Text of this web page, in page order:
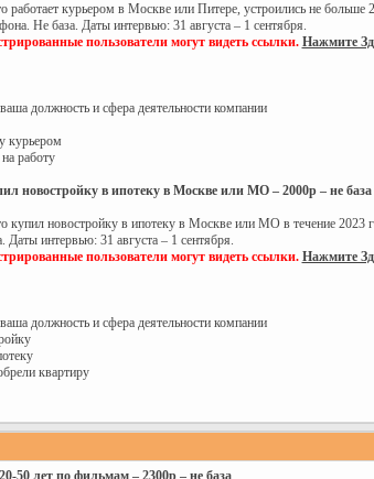
работает курьером в Москве или Питере, устроились не
Не база. Даты интервью: 31 августа – 1 сентября.
пользователи могут видеть ссылки. Нажмите
должность и сфера деятельности компании
курьером
работу
новостройку в ипотеку в Москве или МО – 2000р – не база
купил новостройку в ипотеку в Москве или МО в течение 2023
Даты интервью: 31 августа – 1 сентября.
пользователи могут видеть ссылки. Нажмите
должность и сфера деятельности компании
квартиру
50 лет по фильмам – 2300р – не база